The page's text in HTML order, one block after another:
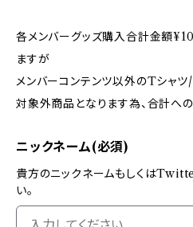
各メンバーグッズ購入合計金額
ますが
メンバーコンテンツ以外のTシャ
対象外商品となります為、合計へ
ニックネーム(必須)
貴方のニックネームもしくは
い。